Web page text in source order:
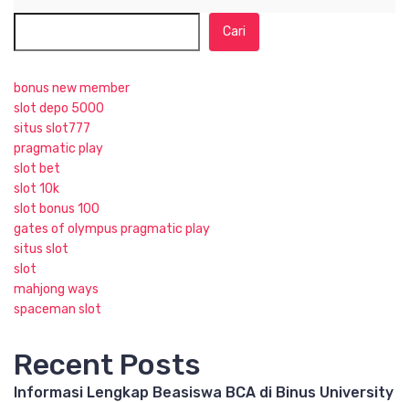
Cari
bonus new member
slot depo 5000
situs slot777
pragmatic play
slot bet
slot 10k
slot bonus 100
gates of olympus pragmatic play
situs slot
slot
mahjong ways
spaceman slot
Recent Posts
Informasi Lengkap Beasiswa BCA di Binus University